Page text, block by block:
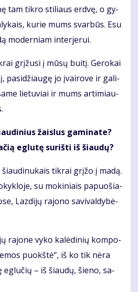
tam tik­ro sti­liaus erd­vę, o gy­
ku­rie mums svar­būs. Esu
mo­der­niam in­ter­je­rui.
grį­žu­si į mū­sų bui­tį. Ge­ro­kai
pa­si­džiau­gę jo įvai­ro­ve ir ga­li­
lie­tu­viai ir mums ar­ti­miau­
žais­lus ga­mi­na­te?
eg­lu­tę su­riš­ti iš šiau­dų?
tik­rai grį­žo į ma­dą.
su mo­ki­niais pa­puo­šia­
Laz­di­jų ra­jo­no sa­vi­val­dy­bė­
ra­jo­ne vy­ko ka­lė­di­nių kom­po­
puokš­tė“, iš ko tik nė­ra
eg­lu­čių – iš šiau­dų, šie­no, sa­